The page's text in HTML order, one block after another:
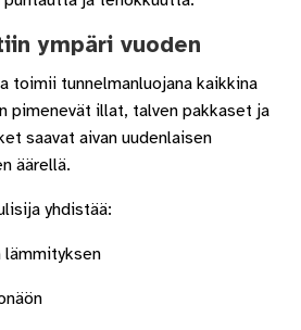
ympäri vuoden
toimii tunnelmanluojana kaikkina
pimenevät illat, talven pakkaset ja
saavat aivan uudenlaisen
äärellä.
yhdistää:
lämmityksen